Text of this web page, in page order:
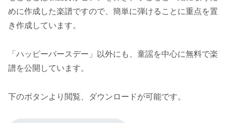
めに作成した楽譜ですので、簡単に弾けることに重点を置
き作成しています。
「ハッピーバースデー」以外にも、童謡を中心に無料で楽
譜を公開しています。
下のボタンより閲覧、ダウンロードが可能です。